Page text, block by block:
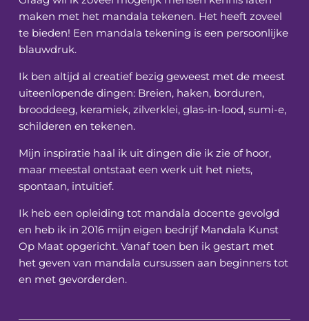
maken met het mandala tekenen. Het heeft zoveel
te bieden! Een mandala tekening is een persoonlijke
blauwdruk.
Ik ben altijd al creatief bezig geweest met de meest
uiteenlopende dingen: Breien, haken, borduren,
brooddeeg, keramiek, zilverklei, glas-in-lood, sumi-e,
schilderen en tekenen.
Mijn inspiratie haal ik uit dingen die ik zie of hoor,
maar meestal ontstaat een werk uit het niets,
spontaan, intuïtief.
Ik heb een opleiding tot mandala docente gevolgd
en heb ik in 2016 mijn eigen bedrijf Mandala Kunst
Op Maat opgericht. Vanaf toen ben ik gestart met
het geven van mandala cursussen aan beginners tot
en met gevorderden.